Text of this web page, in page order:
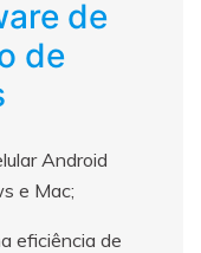
de
de
Android
e Mac;
eficiência de